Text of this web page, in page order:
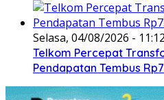
Selasa, 04/08/2026 -
Telkom Percepat
Pendapatan Tembus